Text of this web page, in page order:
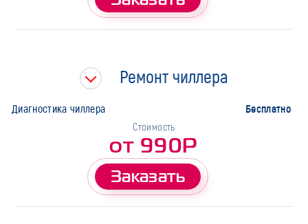
Ремонт чиллера
Диагностика чиллера Бесплатно
Стоимость
от 990Р
Заказать